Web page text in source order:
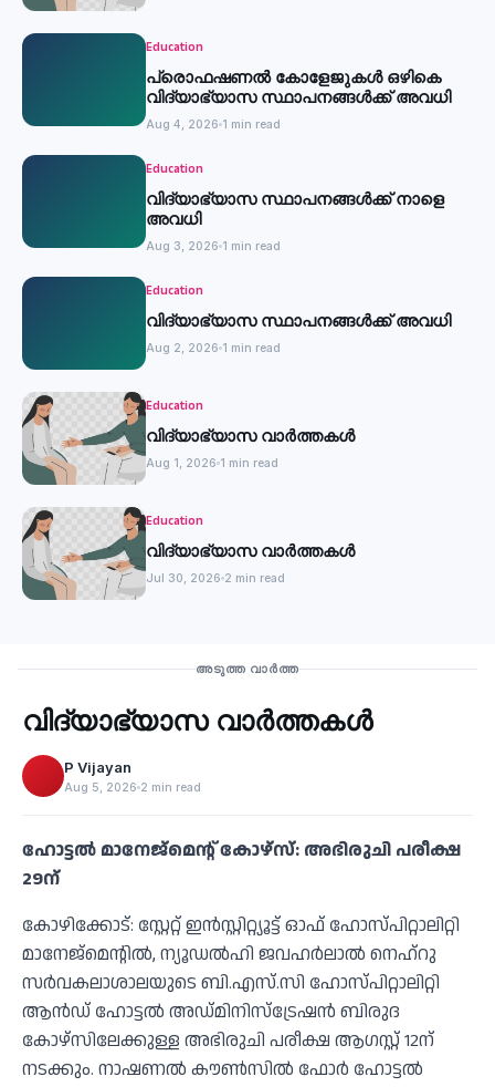
Education
പ്രൊഫഷണൽ കോളേജുകൾ ഒഴികെ
വിദ്യാഭ്യാസ സ്ഥാപനങ്ങൾക്ക് അവധി
Aug 4, 2026 1 min read
Education
വിദ്യാഭ്യാസ സ്ഥാപനങ്ങൾക്ക് നാളെ
അവധി
Aug 3, 2026 1 min read
Education
വിദ്യാഭ്യാസ സ്ഥാപനങ്ങൾക്ക് അവധി
Aug 2, 2026 1 min read
Education
വിദ്യാഭ്യാസ വാർത്തകൾ
Aug 1, 2026 1 min read
Education
വിദ്യാഭ്യാസ വാർത്തകൾ
Jul 30, 2026 2 min read
അടുത്ത വാർത്ത
‹
വിദ്യാഭ്യാസ വാർത്തകൾ
P Vijayan
Aug 5, 2026 2 min read
ഹോട്ടല്‍ മാനേജ്മെന്റ് കോഴ്സ്: അഭിരുചി പരീക്ഷ
29ന്
കോഴിക്കോട്: സ്റ്റേറ്റ് ഇന്‍സ്റ്റിറ്റ്യൂട്ട് ഓഫ് ഹോസ്പിറ്റാലിറ്റി
മാനേജ്മെന്റില്‍, ന്യൂഡല്‍ഹി ജവഹര്‍ലാല്‍ നെഹ്റു
സര്‍വകലാശാലയുടെ ബി.എസ്.സി ഹോസ്പിറ്റാലിറ്റി
ആന്‍ഡ് ഹോട്ടല്‍ അഡ്മിനിസ്ട്രേഷന്‍ ബിരുദ
കോഴ്സിലേക്കുള്ള അഭിരുചി പരീക്ഷ ആഗസ്റ്റ് 12ന്
നടക്കും. നാഷണല്‍ കൗണ്‍സില്‍ ഫോര്‍ ഹോട്ടല്‍